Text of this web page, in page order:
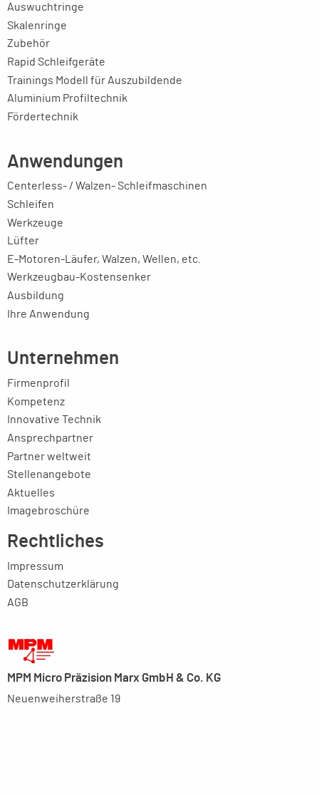
Auswuchtringe
Skalenringe
Zubehör
Rapid Schleifgeräte
Trainings Modell für Auszubildende
Aluminium Profiltechnik
Fördertechnik
Anwendungen
Centerless- / Walzen- Schleifmaschinen
Schleifen
Werkzeuge
Lüfter
E-Motoren-Läufer, Walzen, Wellen, etc.
Werkzeugbau-Kostensenker
Ausbildung
Ihre Anwendung
Unternehmen
Firmenprofil
Kompetenz
Innovative Technik
Ansprechpartner
Partner weltweit
Stellenangebote
Aktuelles
Imagebroschüre
Rechtliches
Impressum
Datenschutzerklärung
AGB
MPM Micro Präzision Marx GmbH & Co. KG
Neuenweiherstraße 19